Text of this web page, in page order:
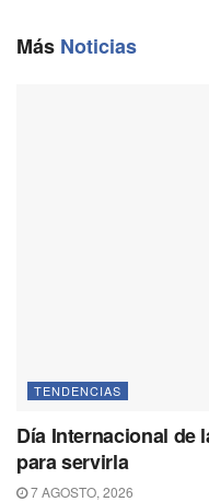
o
a
Más Noticias
TENDENCIAS
Día Internacional de
para servirla
7 AGOSTO, 2026